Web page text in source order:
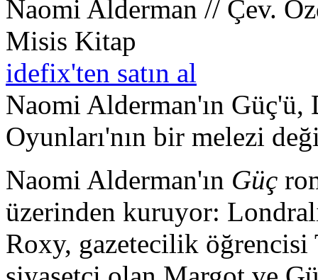
Naomi Alderman // Çev.
Misis Kitap
idefix'ten satın al
Naomi Alderman'ın Güç'ü,
Oyunları'nın bir melezi
Naomi Alderman'ın Güç
üzerinden kuruyor:
Roxy, gazetecilik